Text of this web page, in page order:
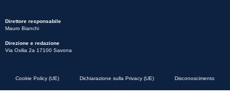
Direttore responsabile
Mauro Bianchi
Direzione e redazione
Via Oxilia 2a 17100 Savona
Cookie Policy (UE) Dichiarazione sulla Privacy (UE) Disconoscimento